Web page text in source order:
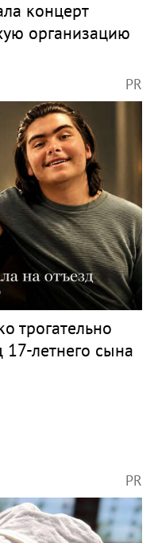
концерт
организацию
PR
трогательно
17-летнего сына
PR